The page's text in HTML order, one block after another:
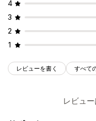
4
3
2
1
レビューを書く すべて
レビュ